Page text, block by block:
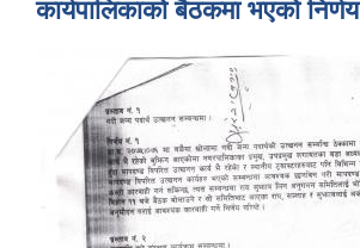
कार्यपालिकाको बैठकमा भएको निर्णय